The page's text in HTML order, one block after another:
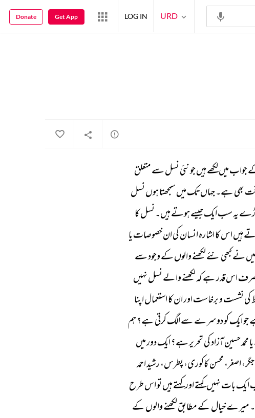
جواب میں لکھے ہیں جو نئی نسل سے متعلق
بھی ہے۔ جہاں تک میں سمجھتا ہوں نسل
یہ سب ایک جیسے ہوتے ہیں۔ نسل کا
ہیں اس کا اشارہ انسان کی ان خصوصات یا
نے کبھی نئے لکھنے والوں کے وجود سے
اس قدر ہے کہ لکھنے والے نسل نہیں
کی نشست و برخاست اور ان کا استعمال اپنا
جو ایک کو دوسرے سے الگ کرتی ہے؟ ہم
یا محمد حسین آزاد کی تحریر ہے؟ ایک دور میں
جگر، اصغر، محسن کاکوری، پطرس، رشید احمد
ایک بات نہیں کہتے اور کہتے ہیں تو اس طرح
میرے خیال کے مطابق لکھنے والوں کے
URD
LOG IN
Get App
Donate